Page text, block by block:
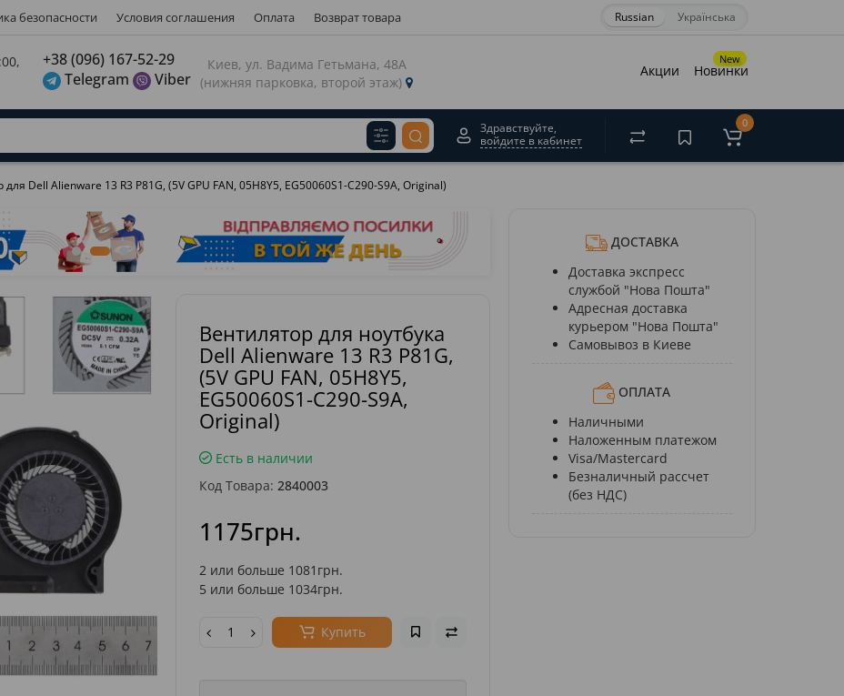
безопасности Условия соглашения Оплата Возврат товара Russian Українська
+38 (096) 167-52-29
Telegram
Viber
Киев, ул. Вадима Гетьмана, 48А
(нижняя парковка, второй этаж)
Акции
New
Новинки
Здравствуйте,
войдите в кабинет
0
для Dell Alienware 13 R3 P81G, (5V GPU FAN, 05H8Y5, EG50060S1-C290-S9A, Original)
магазину
Russian
Українська
Закрити
Вентилятор для ноутбука
Dell Alienware 13 R3 P81G,
(5V GPU FAN, 05H8Y5,
EG50060S1-C290-S9A,
Original)
Есть в наличии
Код Товара: 2840003
1175грн.
2 или больше 1081грн.
5 или больше 1034грн.
Купить
ДОСТАВКА
Доставка экспресс
службой "Нова Пошта"
Адресная доставка
курьером "Нова Пошта"
Самовывоз в Киеве
ОПЛАТА
Наличными
Наложенным платежом
Visa/Mastercard
Безналичный рассчет
(без НДС)